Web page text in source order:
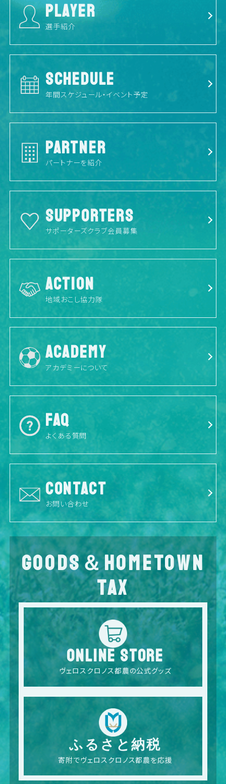
PLAYER
選手紹介
SCHEDULE
年間スケジュール・イベント予定
PARTNER
パートナーを紹介
SUPPORTERS
サポーターズクラブ会員募集
ACTION
地域おこし協力隊
ACADEMY
アカデミーについて
FAQ
よくある質問
CONTACT
お問い合わせ
GOODS＆HOMETOWN
TAX
ONLINE STORE
ヴェロスクロノス都農の公式グッズ
ふるさと納税
寄附でヴェロスクロノス都農を応援